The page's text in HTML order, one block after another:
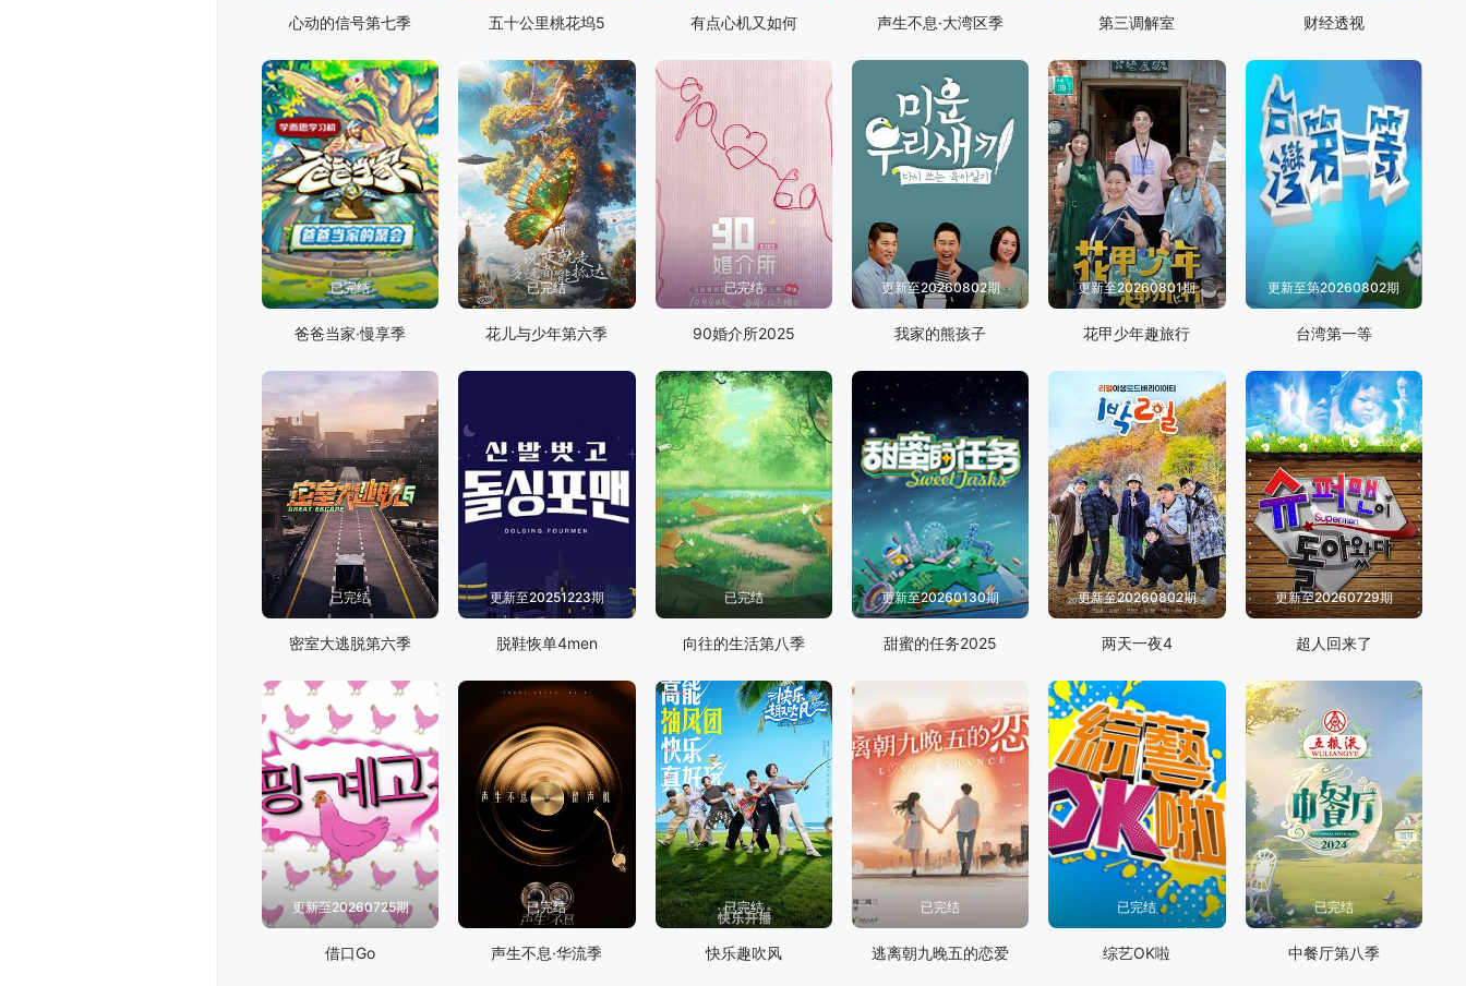
心动的信号第七季 五十公里桃花坞5 有点心机又如何 声生不息·大湾区季 第三调解室 财经透视
已完结
爸爸当家·慢享季
已完结
花儿与少年第六季
已完结
90婚介所2025
更新至20260802期
我家的熊孩子
更新至20260801期
花甲少年趣旅行
更新至第20260802期
台湾第一等
已完结
密室大逃脱第六季
更新至20251223期
脱鞋恢单4men
已完结
向往的生活第八季
更新至20260130期
甜蜜的任务2025
更新至20260802期
两天一夜4
更新至20260729期
超人回来了
更新至20260725期
借口Go
已完结
声生不息·华流季
已完结
快乐趣吹风
已完结
逃离朝九晚五的恋爱
已完结
综艺OK啦
已完结
中餐厅第八季